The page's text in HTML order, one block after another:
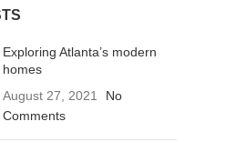
Exploring Atlanta’s modern
homes
August 27, 2021
No
Comments